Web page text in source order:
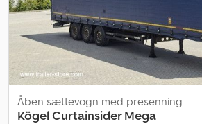
Åben sættevogn med presenning
KögelCurtainsider Mega